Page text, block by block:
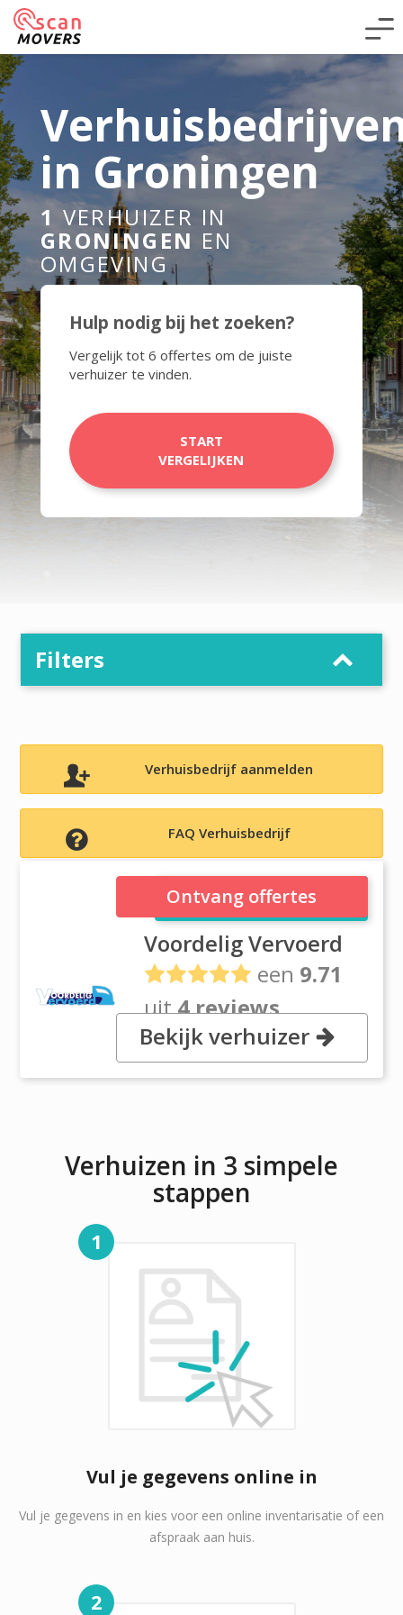
in Groningen
1 VERHUIZER IN
GRONINGEN EN
OMGEVING
Hulp nodig bij het zoeken?
Vergelijk tot 6 offertes om de juiste
verhuizer te vinden.
START
VERGELIJKEN
Filters
Verhuisbedrijf aanmelden
FAQ Verhuisbedrijf
Voordelig Vervoerd
Voordelig Vervoerd
een 9.71
uit4 reviews
Camphuysenstraat 156, 9721 KK
Groningen
Ontvang offertes
Bekijk verhuizer
Verhuizen in 3 simpele
stappen
1
Vul je gegevens online in
Vul je gegevens in en kies voor een online inventarisatie of een
afspraak aan huis.
2